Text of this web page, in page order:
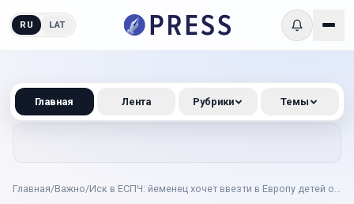
RU LAT
Главная/Важно/Иск в ЕСПЧ: йеменец хочет ввезти в Европу детей от
Главная Лента Рубрики Темы